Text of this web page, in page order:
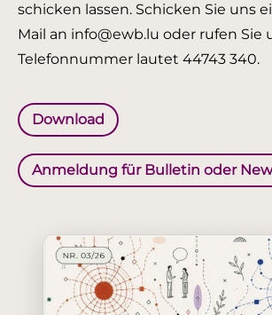
schicken lassen. Schicken Sie uns
Mail an info@ewb.lu oder rufen Sie
Telefonnummer lautet 44743 340.
Download
Anmeldung für Bulletin oder